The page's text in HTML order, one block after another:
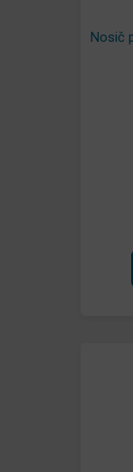
Nosič